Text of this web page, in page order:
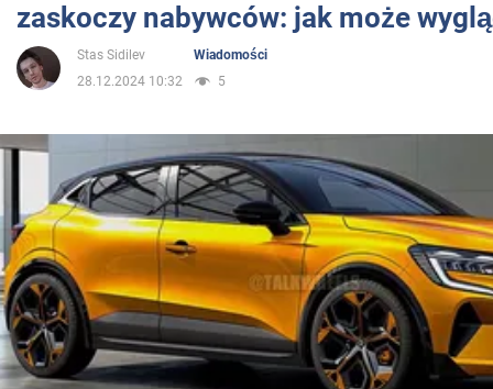
Rozrywka
Polityka
Społeczeństwo
Wojna na Ukrainie
zaskoczy nabywców: jak może
Stas Sidilev
Wiadomości
28.12.2024 10:32
5